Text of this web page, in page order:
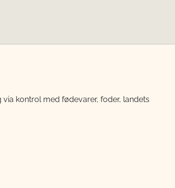
kontrol med fødevarer, foder, landets